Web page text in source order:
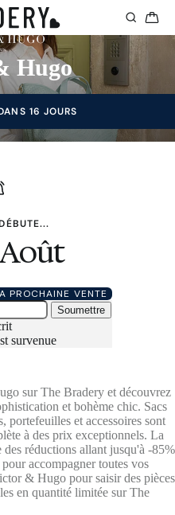
Hugo
16 JOURS
PROCHAINE VENTE
Soumettre
survenue
sur The Bradery et découvrez
et bohème chic. Sacs
portefeuilles et accessoires sont
à des prix exceptionnels. La
réductions allant jusqu'à -85%
accompagner toutes vos
& Hugo pour saisir des pièces
en quantité limitée sur The